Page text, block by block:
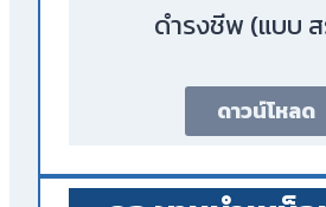
ดำรงชีพ (แบบ
ดาวน์โหลด